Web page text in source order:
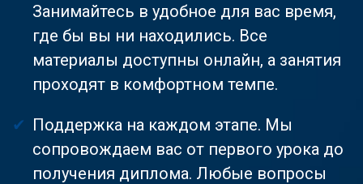
Занимайтесь в удобное для вас время,
где бы вы ни находились. Все
материалы доступны онлайн, а занятия
проходят в комфортном темпе.
Поддержка на каждом этапе. Мы
сопровождаем вас от первого урока до
получения диплома. Любые вопросы